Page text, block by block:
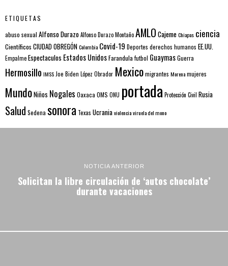
ETIQUETAS
abuso sexual Alfonso DurazoAlfonso Durazo MontañoAMLO CajemeChiapas ciencia
Científicos CIUDAD OBREGÓNColombia Covid-19 Deportes derechos humanos EE.UU.
EmpalmeEspectaculos Estados UnidosFarandulafutbol GuaymasGuerra
Hermosillo IMSS Joe Biden López Obrador Mexicomigrantes Morenamujeres
MundoNiños Nogales Oaxaca OMS ONU portada Protección Civil Rusia
Salud Sedena sonora Texas Ucraniaviolenciaviruela del mono
NOTICIA ANTERIOR
Solicitan la libre circulación de ‘autos chocolate’
durante vacaciones